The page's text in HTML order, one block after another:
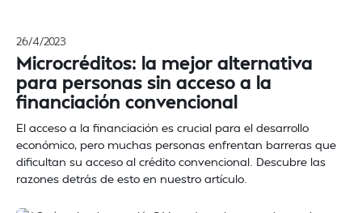
26/4/2023
Microcréditos: la mejor alternativa
para personas sin acceso a la
financiación convencional
El acceso a la financiación es crucial para el desarrollo
económico, pero muchas personas enfrentan barreras que
dificultan su acceso al crédito convencional. Descubre las
razones detrás de esto en nuestro artículo.